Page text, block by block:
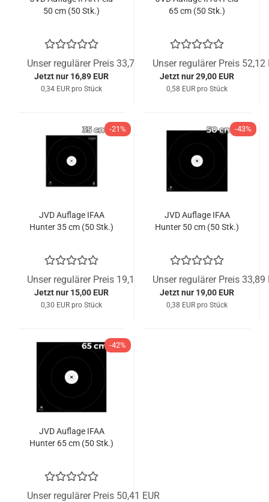
50 cm (50 Stk.)
Unser regulärer Preis 33,77 EUR
Jetzt nur 16,89 EUR
0,34 EUR pro Stück
65 cm (50 Stk.)
Unser regulärer Preis 52,12
Jetzt nur 29,00 EUR
0,58 EUR pro Stück
-21%
JVD Auflage IFAA
Hunter 35 cm (50 Stk.)
Unser regulärer Preis 19,17 EUR
Jetzt nur 15,00 EUR
0,30 EUR pro Stück
-43%
JVD Auflage IFAA
Hunter 50 cm (50 Stk.)
Unser regulärer Preis 33,89
Jetzt nur 19,00 EUR
0,38 EUR pro Stück
-42%
JVD Auflage IFAA
Hunter 65 cm (50 Stk.)
Unser regulärer Preis 50,41 EUR